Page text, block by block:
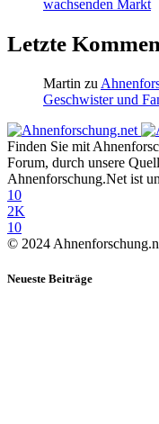
wachsenden Markt
Letzte
Martin zu
Geschwister und
Finden Sie mit
Forum, durch unsere
Ahnenforschung.Net ist
10
2K
10
© 2024
Neueste Beiträge